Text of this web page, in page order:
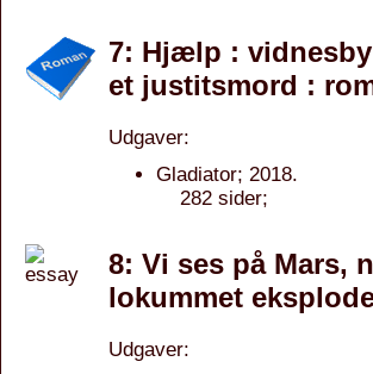
7: Hjælp :
et justitsmord :
Udgaver:
Gladiator; 2018.
282 sider;
8: Vi ses på Mars,
lokummet
Udgaver: